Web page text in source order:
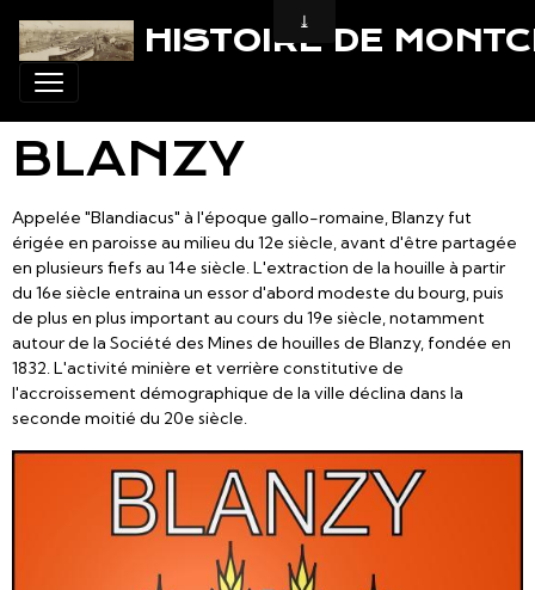
HISTOIRE DE
BLANZY
Appelée "Blandiacus" à l'époque gallo-romaine, Blanzy fut
érigée en paroisse au milieu du 12e siècle, avant d'être partagée
en plusieurs fiefs au 14e siècle. L'extraction de la houille à partir
du 16e siècle entraina un essor d'abord modeste du bourg, puis
de plus en plus important au cours du 19e siècle, notamment
autour de la Société des Mines de houilles de Blanzy, fondée en
1832. L'activité minière et verrière constitutive de
l'accroissement démographique de la ville déclina dans la
seconde moitié du 20e siècle.